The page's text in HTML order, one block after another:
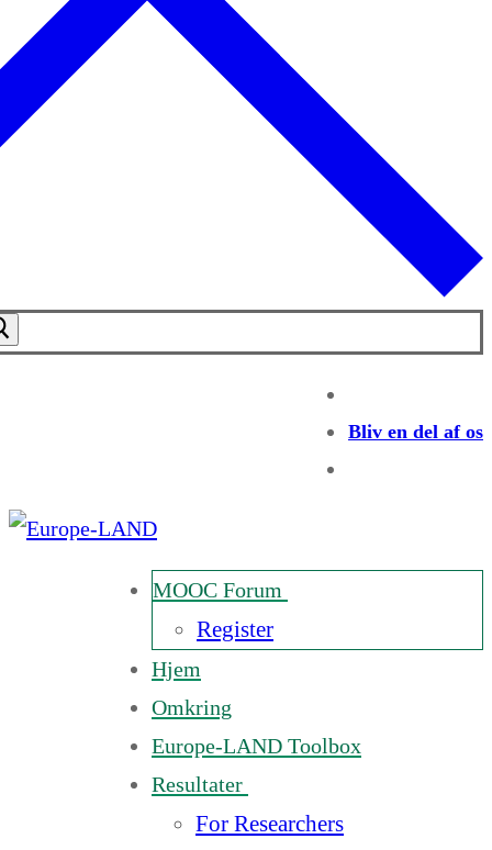
Bliv en del af os
MOOC Forum
Register
Hjem
Omkring
Europe-LAND Toolbox
Resultater
For Researchers